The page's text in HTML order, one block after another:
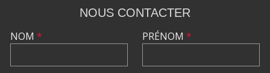
NOUS CONTACTER
NOM * PRÉNOM *